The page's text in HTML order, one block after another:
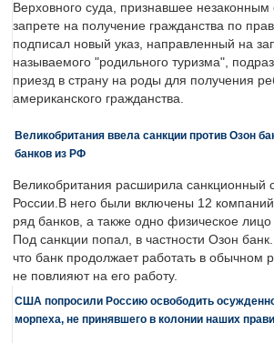
Верховного суда, признавшее незаконным
запрете на получение гражданства по
подписал новый указ, направленный на
называемого "родильного туризма",
приезд в страну на роды для получения
американского гражданства.
Великобритания ввела санкции против Озон
банков из РФ
Великобритания расширила санкционный
России.В него были включены 12
ряд банков, а также одно физическое
Под санкции попал, в частности Озон
что банк продолжает работать в обычном
не повлияют на его работу.
США попросили Россию освободить
морпеха, не принявшего в колонии наших